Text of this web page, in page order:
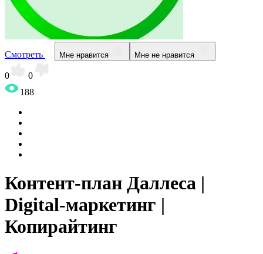
Смотреть Мне нравится Мне не нравится
0
0
188
Контент-план Даллеса |
Digital-маркетинг |
Копирайтинг